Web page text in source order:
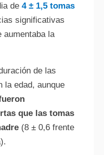
de 4 ± 1,5 tomas
significativas
aumentaba la
de las
la edad, aunque
que las tomas
(8 ± 0,6 frente